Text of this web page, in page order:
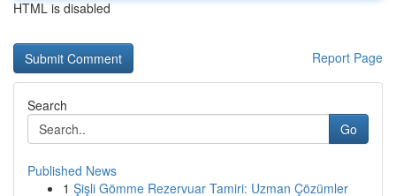
HTML is disabled
Report Page
Search
Go
Published News
1 Şişli Gömme Rezervuar Tamiri: Uzman Çözümler